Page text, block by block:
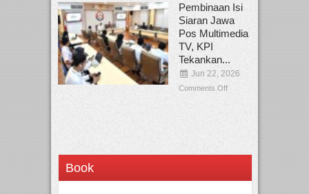
Pembinaan Isi
Siaran Jawa
Pos Multimedia
TV, KPI
Tekankan...
Jun 22, 2026
Comments Off
Book